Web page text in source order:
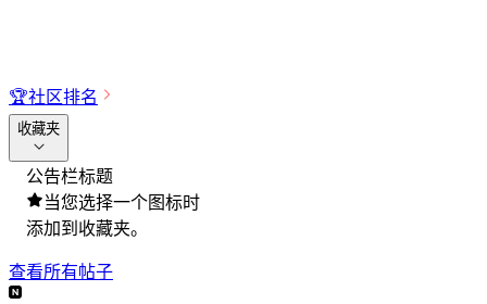
🏆社区排名
收藏夹
公告栏标题
当您选择一个图标时
添加到收藏夹。
查看所有帖子